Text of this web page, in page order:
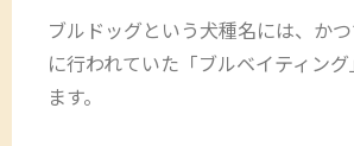
ブルドッグという犬種名には、か
に行われていた「ブルベイティン
ます。